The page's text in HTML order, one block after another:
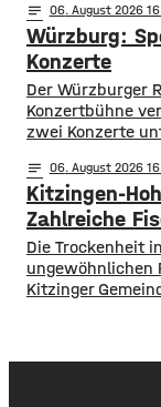
Menschen aus
Polizei erstellen
Werbevideos
notes 06. August 2026
Würzburg:
Konzerte
Der Würzburger
Konzertbühne
zwei Konzerte
Samstag ist
Konzert von
ausverkauft,
notes 06. August 2026
Kitzingen-
Zahlreiche
​​Die Trockenheit
ungewöhnlichen
Kitzinger
dass Fische